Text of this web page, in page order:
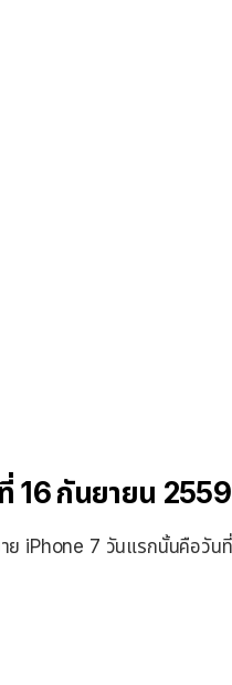
16 กันยายน 2559
ย iPhone 7 วันแรกนั้นคือวั